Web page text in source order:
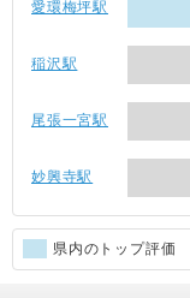
愛環梅坪駅
稲沢駅
尾張一宮駅
妙興寺駅
県内のトップ評価